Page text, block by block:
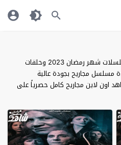
مشاهدة وتحميل جميع حلقات مسلسلات شهر رمضان 2023 وحلقات
مسلسل مجاريح بجودة عالية
اون لاين مجاريح كامل حصرياً على